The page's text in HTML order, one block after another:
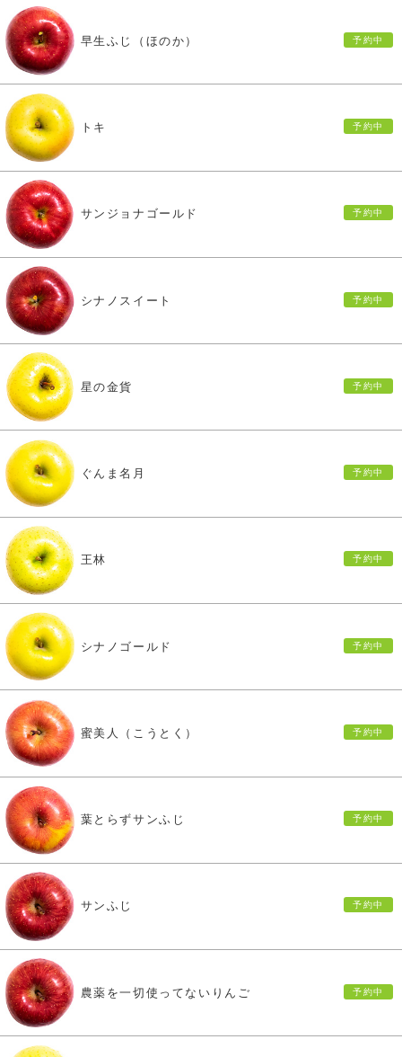
早生ふじ（ほのか）
トキ
サンジョナゴールド
シナノスイート
星の金貨
ぐんま名月
王林
シナノゴールド
蜜美人（こうとく）
葉とらずサンふじ
サンふじ
農薬を一切使ってないりんご